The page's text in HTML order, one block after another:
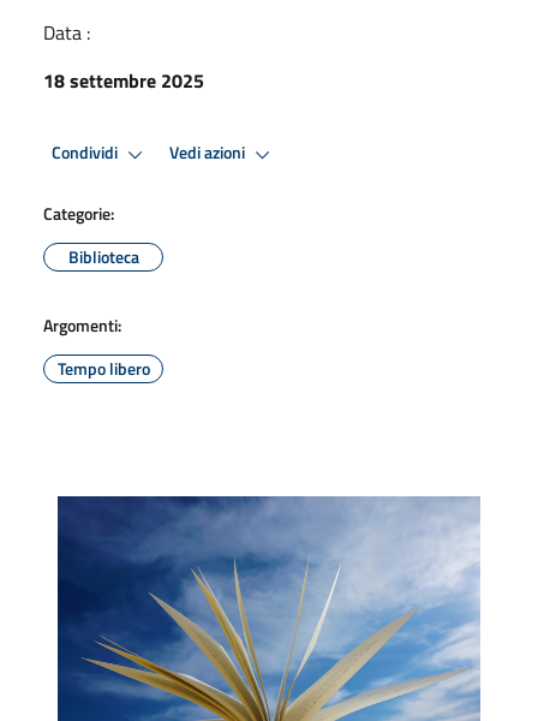
Data :
18 settembre 2025
Condividi Vedi azioni
Categorie:
Biblioteca
Argomenti:
Tempo libero